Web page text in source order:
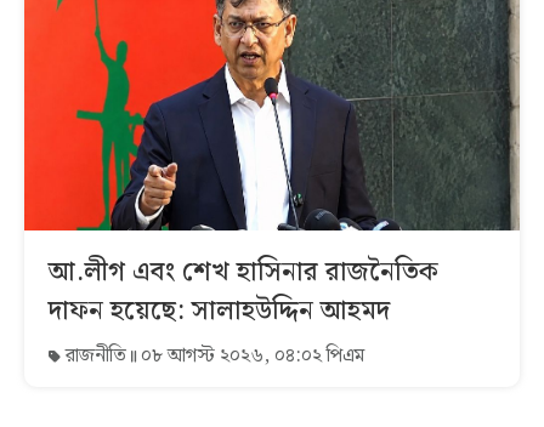
আ.লীগ এবং শেখ হাসিনার রাজনৈতিক
দাফন হয়েছে: সালাহউদ্দিন আহমদ
রাজনীতি ০৮ আগস্ট ২০২৬, ০৪:০২ পিএম